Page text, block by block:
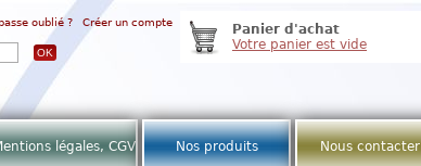
oublié ? Créer un compte
Panier d'achat
Votre panier est vide
légales, CGV Nos produits Nous contacter